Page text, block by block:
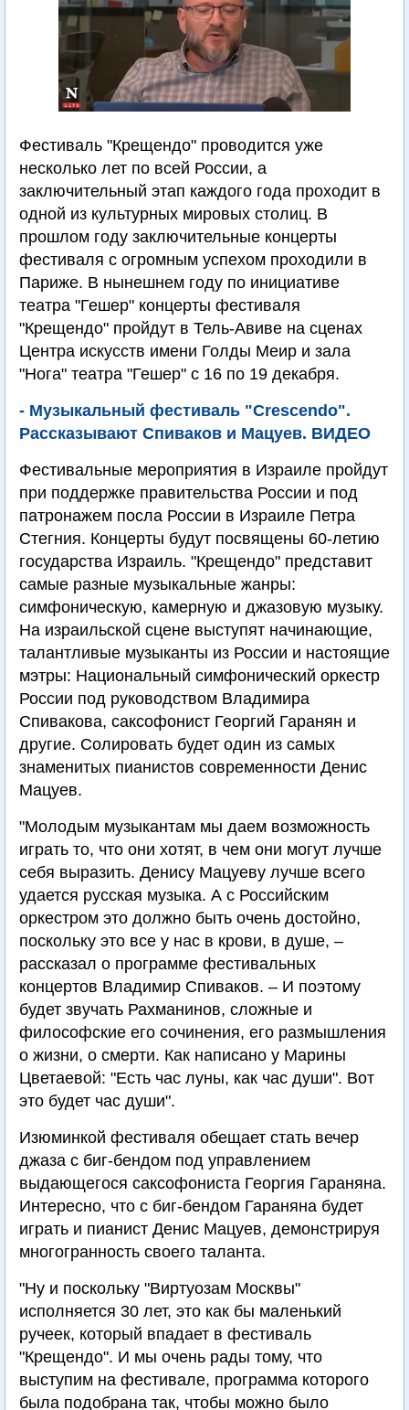
Фестиваль "Крещендо" проводится уже
несколько лет по всей России, а
заключительный этап каждого года проходит в
одной из культурных мировых столиц. В
прошлом году заключительные концерты
фестиваля с огромным успехом проходили в
Париже. В нынешнем году по инициативе
театра "Гешер" концерты фестиваля
"Крещендо" пройдут в Тель-Авиве на сценах
Центра искусств имени Голды Меир и зала
"Нога" театра "Гешер" с 16 по 19 декабря.
- Музыкальный фестиваль "Crescendo".
Рассказывают Спиваков и Мацуев. ВИДЕО
Фестивальные мероприятия в Израиле пройдут
при поддержке правительства России и под
патронажем посла России в Израиле Петра
Стегния. Концерты будут посвящены 60-летию
государства Израиль. "Крещендо" представит
самые разные музыкальные жанры:
симфоническую, камерную и джазовую музыку.
На израильской сцене выступят начинающие,
талантливые музыканты из России и настоящие
мэтры: Национальный симфонический оркестр
России под руководством Владимира
Спивакова, саксофонист Георгий Гаранян и
другие. Солировать будет один из самых
знаменитых пианистов современности Денис
Мацуев.
"Молодым музыкантам мы даем возможность
играть то, что они хотят, в чем они могут лучше
себя выразить. Денису Мацуеву лучше всего
удается русская музыка. А с Российским
оркестром это должно быть очень достойно,
поскольку это все у нас в крови, в душе, –
рассказал о программе фестивальных
концертов Владимир Спиваков. – И поэтому
будет звучать Рахманинов, сложные и
философские его сочинения, его размышления
о жизни, о смерти. Как написано у Марины
Цветаевой: "Есть час луны, как час души". Вот
это будет час души".
Изюминкой фестиваля обещает стать вечер
джаза с биг-бендом под управлением
выдающегося саксофониста Георгия Гараняна.
Интересно, что с биг-бендом Гараняна будет
играть и пианист Денис Мацуев, демонстрируя
многогранность своего таланта.
"Ну и поскольку "Виртуозам Москвы"
исполняется 30 лет, это как бы маленький
ручеек, который впадает в фестиваль
"Крещендо". И мы очень рады тому, что
выступим на фестивале, программа которого
была подобрана так, чтобы можно было